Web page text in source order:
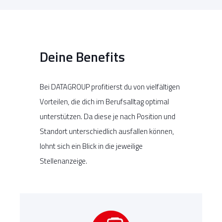
Deine Benefits
Bei DATAGROUP profitierst du von vielfältigen
Vorteilen, die dich im Berufsalltag optimal
unterstützen. Da diese je nach Position und
Standort unterschiedlich ausfallen können,
lohnt sich ein Blick in die jeweilige
Stellenanzeige.